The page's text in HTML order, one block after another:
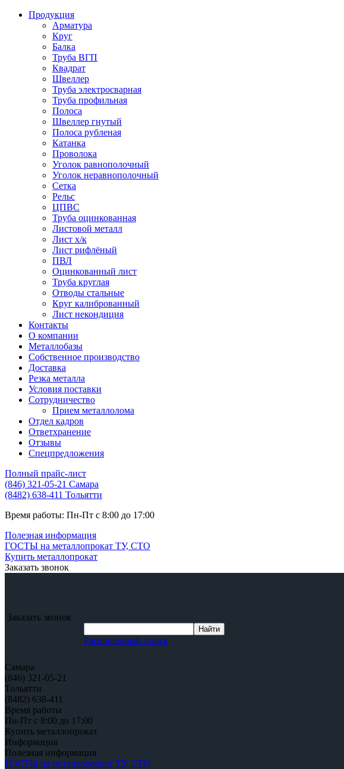
Продукция
Арматура
Круг
Балка
Труба ВГП
Квадрат
Швеллер
Труба электросварная
Труба профильная
Полоса
Швеллер гнутый
Полоса рубленая
Катанка
Проволока
Уголок равнополочный
Уголок неравнополочный
Сетка
Рельс
ЦПВС
Труба оцинкованная
Листовой металл
Лист х/к
Лист рифлёный
ПВЛ
Оцинкованный лист
Труба круглая
Отводы стальные
Круг калиброванный
Лист некондиция
Контакты
О компании
Металлобазы
Собственное производство
Доставка
Резка металла
Условия поставки
Сотрудничество
Прием металлолома
Отдел кадров
Ответхранение
Отзывы
Спецпредложения
Полный прайс-лист
(846) 321-05-21 Самара
(8482) 638-411 Тольятти
Время работы: Пн-Пт с 8:00 до 17:00
Полезная информация
ГОСТЫ на металлопрокат ТУ, СТО
Купить металлопрокат
Заказать звонок
Заказать звонок
Расширенный поиск
Самара
(846) 321-05-21
Тольятти
(8482) 638-411
Время работы
Пн-Пт с 8:00 до 17:00
Купить металлопрокат
Информация
Полезная информация
ГОСТЫ на металлопрокат ТУ, СТО